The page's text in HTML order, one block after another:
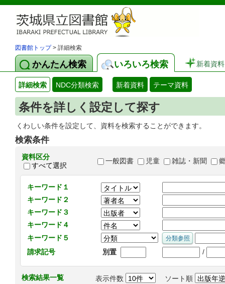
図書館トップ> 詳細検索
かんたん検索 いろいろ検索 新着資料
詳細検索 NDC分類検索 新着資料 テーマ資料
条件を詳しく設定して探す
くわしい条件を設定して、資料を検索することができます。
検索条件
資料区分
すべて選択
一般図書 児童 雑誌・新聞
キーワード１
キーワード２
キーワード３
キーワード４
キーワード５
請求記号
別置 /
検索結果一覧 表示件数 ソート順